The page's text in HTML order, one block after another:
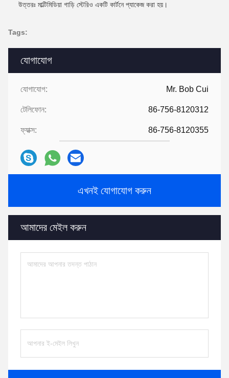
যোগাযোগ
যোগাযোগ: Mr. Bob Cui
টেলিফোন: 86-756-8120312
ফ্যাক্স: 86-756-8120355
এখনই যোগাযোগ করুন
আমাদের মেইল ​​করুন
উত্তরঃ মাল্টিমিডিয়া গাড়ি স্টেরিও একটি কার্টনে প্যাকেজ করা হয়।
Tags: